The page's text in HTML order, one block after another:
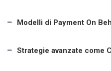
Modelli di Payment On
Strategie avanzate come